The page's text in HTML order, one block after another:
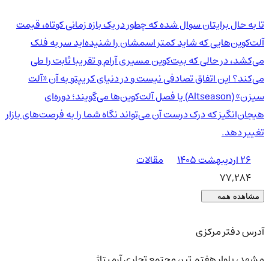
تا به حال برایتان سوال شده که چطور در یک بازه زمانی کوتاه، قیمت
آلت‌کوین‌هایی که شاید کمتر اسمشان را شنیده‌اید سر به فلک
می‌کشد، در حالی که بیت‌کوین مسیری آرام و تقریبا ثابت را طی
می‌کند؟ این اتفاق تصادفی نیست و در دنیای کریپتو به آن «آلت
سیزن» (Altseason) یا فصل آلت‌کوین‌ها می‌گویند؛ دوره‌ای
هیجان‌انگیز که درک درست آن می‌تواند نگاه شما را به فرصت‌های بازار
تغییر دهد.
۲۶ اردیبهشت ۱۴۰۵
مقالات
77,284
مشاهده همه
آدرس دفتر مرکزی